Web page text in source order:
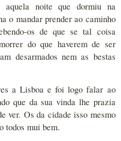
aquela noite que dormiu na
o mandar prender ao caminho
os de que se tal coisa
do que haverem de ser
desarmados nem as bestas
a Lisboa e foi logo falar ao
que da sua vinda lhe prazia
ver. Os da cidade isso mesmo
todos mui bem.